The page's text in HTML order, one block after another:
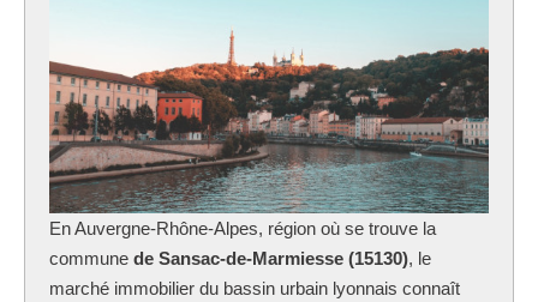
En Auvergne-Rhône-Alpes, région où se trouve la
commune de Sansac-de-Marmiesse (15130), le
marché immobilier du bassin urbain lyonnais connaît